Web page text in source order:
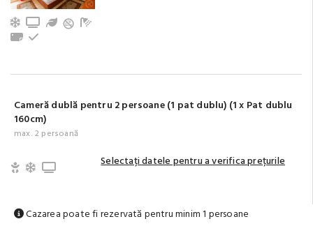
Aer condiționat
TV Grădină / Curte / Zonă verde
Prosoape
Cameră dublă pentru 2 persoane (1 pat dublu) (1 x Pat dublu
160cm)
max. 2 persoană
Copii și bebeluși sunt binevenite
Aer condiționatSelectați datele pentru a verifica prețurile
Cazarea poate fi rezervată pentru minim 1 persoane